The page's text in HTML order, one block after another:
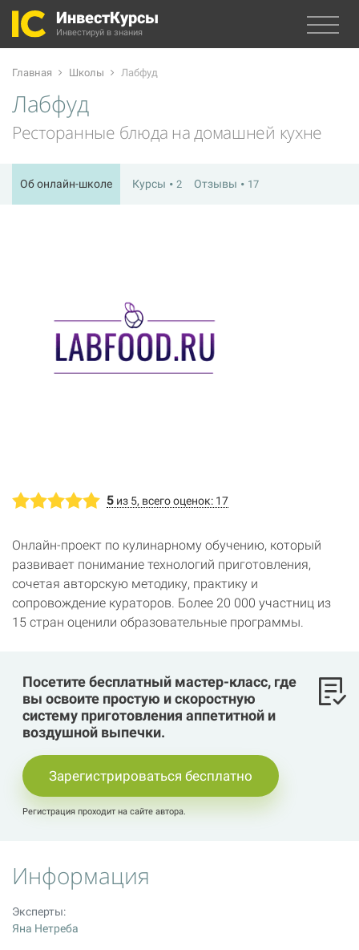
ИнвестКурсы
Инвестируй в знания
Главная Школы Лабфуд
Лабфуд
Ресторанные блюда на домашней кухне
Об онлайн-школе Курсы 2 Отзывы 17
5 из 5, всего оценок: 17
Онлайн-проект по кулинарному обучению, который
развивает понимание технологий приготовления,
сочетая авторскую методику, практику и
сопровождение кураторов. Более 20 000 участниц из
15 стран оценили образовательные программы.
Посетите бесплатный мастер-класс, где
вы освоите простую и скоростную
систему приготовления аппетитной и
воздушной выпечки.
Зарегистрироваться бесплатно
Регистрация проходит на сайте автора.
Информация
Эксперты:
Яна Нетреба